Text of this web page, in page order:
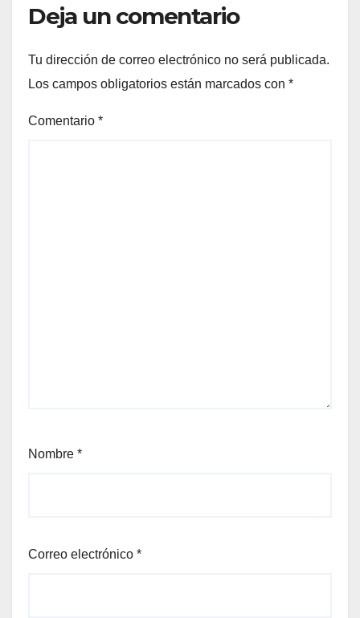
Deja un comentario
Tu dirección de correo electrónico no será publicada.
Los campos obligatorios están marcados con *
Comentario *
Nombre *
Correo electrónico *